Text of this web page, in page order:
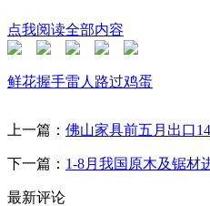
点我阅读全部内容
鲜花握手雷人 路过鸡蛋
上一篇： 佛山家具前五月出口
下一篇： 1-8月我国原木及锯材
最新评论